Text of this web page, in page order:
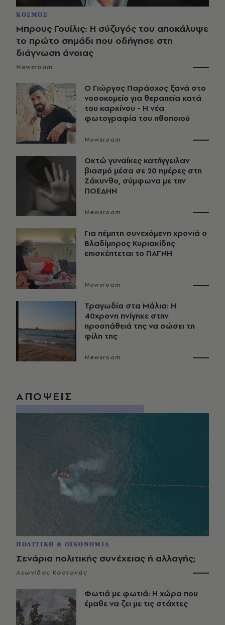
ΚΟΣΜΟΣ
Μπρους Γουίλις: Η σύζυγός του αποκάλυψε
το πρώτο σημάδι που οδήγησε στη
διάγνωση άνοιας
Newsroom
O Γιώργος Παράσχος ξανά στο
νοσοκομείο για θεραπεία κατά
του καρκίνου - Η νέα
φωτογραφία του ηθοποιού
Newsroom
Οκτώ γυναίκες κατήγγειλαν
βιασμό μέσα σε 20 ημέρες στη
Ζάκυνθο, σύμφωνα με την
ΠΟΕΔΗΝ
Newsroom
Για πέμπτη συνεχόμενη χρονιά ο
Βλαδίμηρος Κυριακίδης
επισκέπτεται το ΠΑΓΝΗ
Newsroom
Τραγωδία στα Μάλια: Η
40χρονη πνίγηκε στην
προσπάθειά της να σώσει τη
φίλη της
Newsroom
ΑΠΟΨΕΙΣ
ΠΟΛΙΤΙΚΗ & ΟΙΚΟΝΟΜΙΑ
Σενάρια πολιτικής συνέχειας ή αλλαγής;
Λεωνίδας Καστανάς
Φωτιά με φωτιά: Η χώρα που
έμαθε να ζει με τις στάχτες